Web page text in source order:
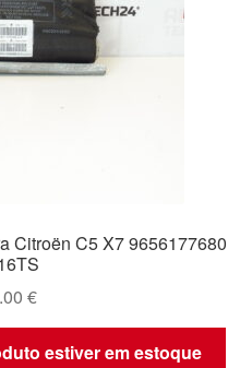
Citroën C5 X7 9656177680
€
estiver em estoque